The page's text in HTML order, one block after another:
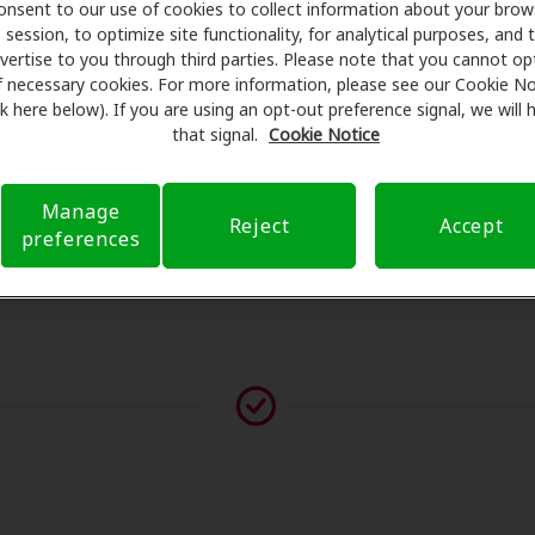
to our use of cookies to collect information about your
session, to optimize site functionality, for analytical purposes, and
to you through third parties. Please note that you cannot
necessary cookies. For more information, please see our Cookie
here below). If you are using an opt-out preference signal, we will
that signal. Cookie Notice
Manage
preferences
Reject Accept
exámenes con profesionales licenciados para
de su consulta en Kimberly S Hoffer, Amplifon Hearing
para reducir sus gastos de bolsillo y de presentar
de atención auditiva y liberarlo de
el seguro y con opciones de pago flexibles cuando
contáctenos si no aparece ningún proveedor en esta